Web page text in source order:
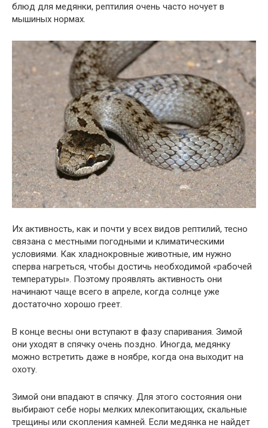
блюд для медянки, рептилия очень часто ночует в
мышиных нормах.
Их активность, как и почти у всех видов рептилий, тесно
связана с местными погодными и климатическими
условиями. Как хладнокровные животные, им нужно
сперва нагреться, чтобы достичь необходимой «рабочей
температуры». Поэтому проявлять активность они
начинают чаще всего в апреле, когда солнце уже
достаточно хорошо греет.
В конце весны они вступают в фазу спаривания. Зимой
они уходят в спячку очень поздно. Иногда, медянку
можно встретить даже в ноябре, когда она выходит на
охоту.
Зимой они впадают в спячку. Для этого состояния они
выбирают себе норы мелких млекопитающих, скальные
трещины или скопления камней. Если медянка не найдет